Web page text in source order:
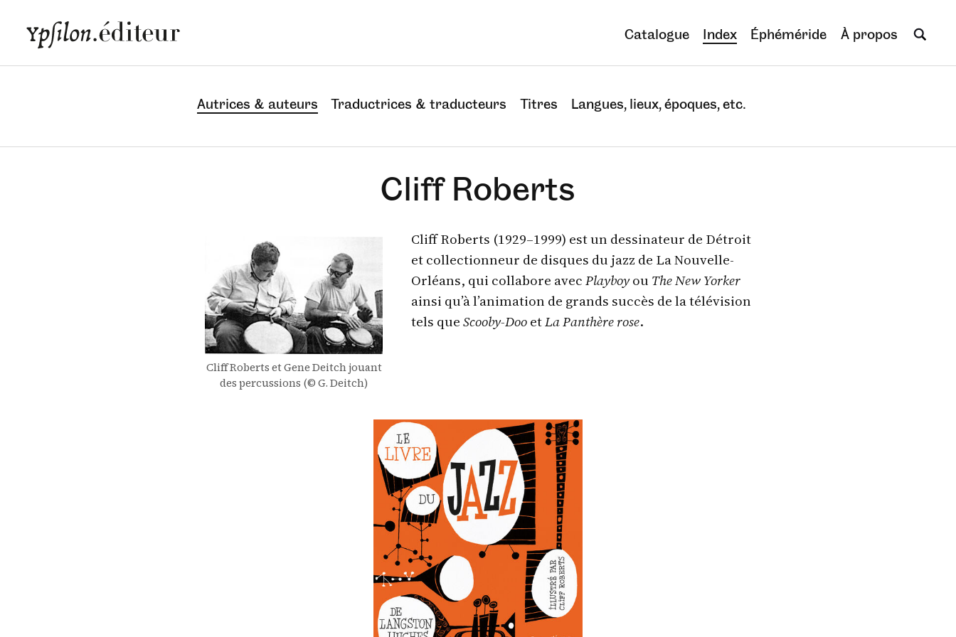
Catalogue Index Éphéméride À propos
Autrices & auteurs Traductrices & traducteurs Titres Langues, lieux, époques, etc.
Cliff Roberts
Cliff Roberts et Gene Deitch jouant
des percussions (© G. Deitch)
Cliff Roberts (1929–1999) est un dessinateur de Détroit
et collectionneur de disques du jazz de La Nouvelle-
Orléans, qui collabore avecPlayboyou The New Yorker
ainsi qu’à l’animation de grands succès de la télévision
tels queScooby-DooetLa Panthère rose.